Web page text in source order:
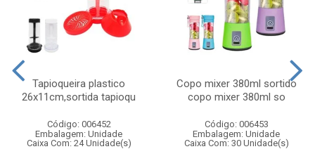
Tapioqueira plastico
26x11cm,sortida tapioqu
Código: 006452
Embalagem: Unidade
Caixa Com: 24 Unidade(s)
Copo mixer 380ml sortido
copo mixer 380ml so
Código: 006453
Embalagem: Unidade
Caixa Com: 30 Unidade(s)